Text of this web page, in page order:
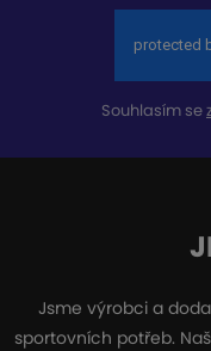
Souhlasím se
Jsme výrobci a
sportovních potřeb.